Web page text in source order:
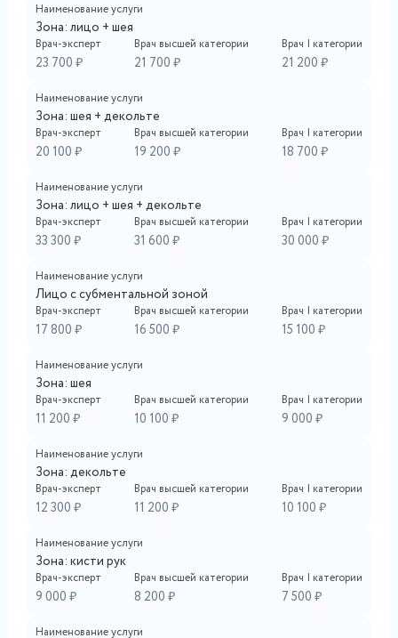
Наименование услуги
Зона: лицо + шея
Врач-эксперт
23 700 ₽
Врач высшей категории
21 700 ₽
Врач I категории
21 200 ₽
Наименование услуги
Зона: шея + декольте
Врач-эксперт
20 100 ₽
Врач высшей категории
19 200 ₽
Врач I категории
18 700 ₽
Наименование услуги
Зона: лицо + шея + декольте
Врач-эксперт
33 300 ₽
Врач высшей категории
31 600 ₽
Врач I категории
30 000 ₽
Наименование услуги
Лицо с субментальной зоной
Врач-эксперт
17 800 ₽
Врач высшей категории
16 500 ₽
Врач I категории
15 100 ₽
Наименование услуги
Зона: шея
Врач-эксперт
11 200 ₽
Врач высшей категории
10 100 ₽
Врач I категории
9 000 ₽
Наименование услуги
Зона: декольте
Врач-эксперт
12 300 ₽
Врач высшей категории
11 200 ₽
Врач I категории
10 100 ₽
Наименование услуги
Зона: кисти рук
Врач-эксперт
9 000 ₽
Врач высшей категории
8 200 ₽
Врач I категории
7 500 ₽
Наименование услуги